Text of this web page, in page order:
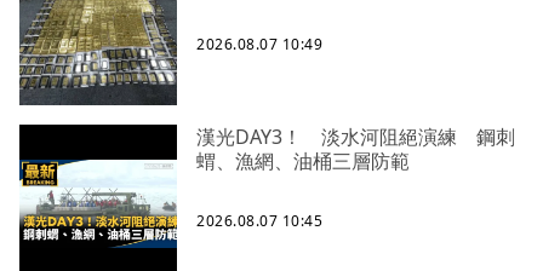
2026.08.07 10:49
漢光DAY3！ 淡水河阻絕演練 鋼刺
蝟、漁網、油桶三層防範
2026.08.07 10:45